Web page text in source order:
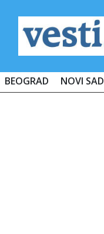
BEOGRAD NOVI SAD